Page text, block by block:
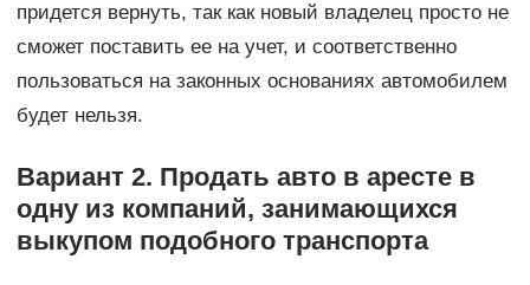
придется вернуть, так как новый владелец просто не
сможет поставить ее на учет, и соответственно
пользоваться на законных основаниях автомобилем
будет нельзя.
Вариант 2. Продать авто в аресте в
одну из компаний, занимающихся
выкупом подобного транспорта